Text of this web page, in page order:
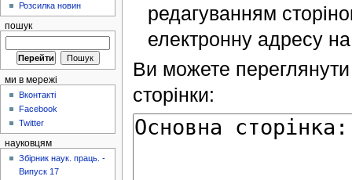
редагуванням
електронну адресу
Ви можете переглянути
сторінки:
Розсилка новин
пошук
ми в мережі
Вконтакті
Facebook
Twitter
науковцям
Збірник наук. праць. -
Випуск 17